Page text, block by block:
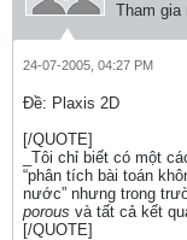
Tham gia
24-07-2005, 04:27 PM
Ðề: Plaxis 2D
[/QUOTE]
_Tôi chỉ biết có một
“phân tích bài toán
nước” nhưng trong
porous và tất cả kết
[/QUOTE]